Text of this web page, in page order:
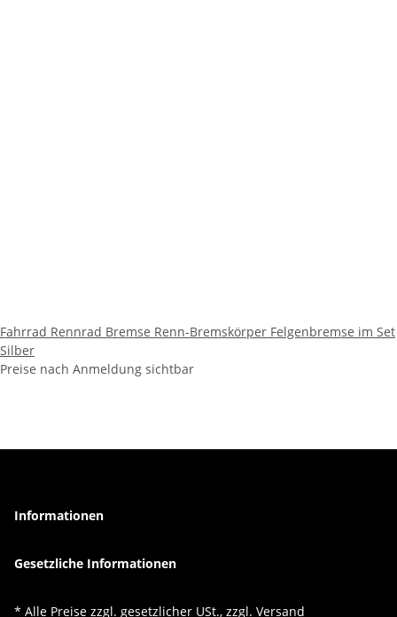
Fahrrad Rennrad Bremse Renn-Bremskörper Felgenbremse im Set
Silber
Preise nach Anmeldung sichtbar
Informationen
Gesetzliche Informationen
* Alle Preise zzgl. gesetzlicher USt., zzgl. Versand